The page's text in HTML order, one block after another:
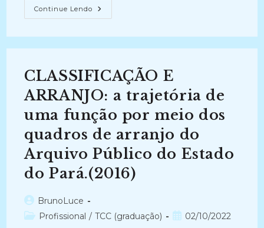
Continue Lendo TIPOLOGIA
DOCUMENTAL
BRASILEIRA
XVIII
(2011-
Atual)
CLASSIFICAÇÃO E
ARRANJO: a trajetória de
uma função por meio dos
quadros de arranjo do
Arquivo Público do Estado
do Pará.(2016)
Autor
do
BrunoLuce
Categoria
Profissional / TCC (graduação)
Post02/10/2022